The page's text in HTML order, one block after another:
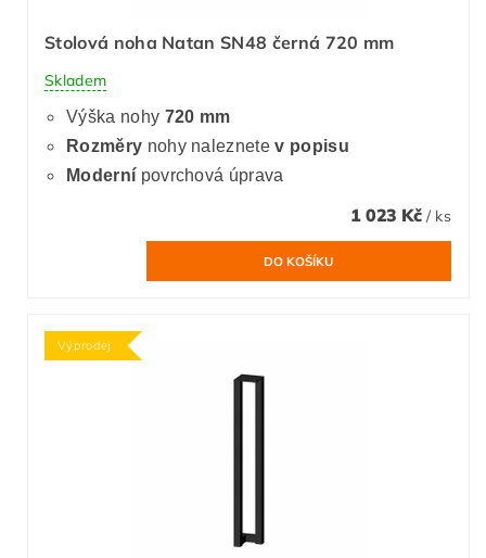
Stolová noha Natan SN48 černá 720 mm
Skladem
Výška nohy 720 mm
Rozměry nohy naleznetev popisu
Moderní povrchová úprava
1 023 Kč / ks
Výprodej